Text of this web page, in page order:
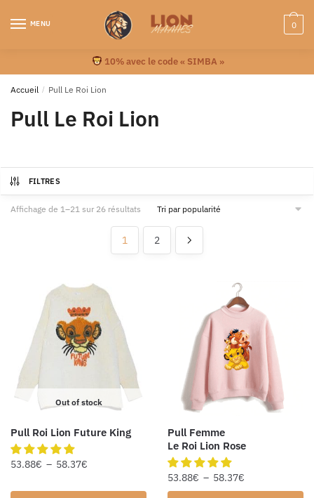
MENU 0
10% avec le code « SIMBA »
Accueil / Pull Le Roi Lion
Pull Le Roi Lion
FILTRES
Affichage de 1–21 sur 26 résultats
1 2
Out of stock
Pull Roi Lion Future King
53.88€ – 58.37€
Pull Femme
Le Roi Lion Rose
53.88€ – 58.37€